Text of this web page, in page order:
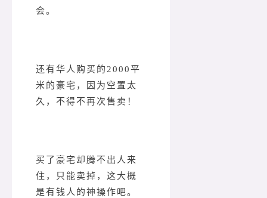
会。
还有华人购买的2000平
米的豪宅，因为空置太
久，不得不再次售卖！
买了豪宅却腾不出人来
住，只能卖掉，这大概
是有钱人的神操作吧。